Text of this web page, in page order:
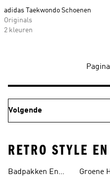
adidas Taekwondo Schoenen
Originals
2 kleuren
Volgende
RETRO STYLE
Badpakken En Groene